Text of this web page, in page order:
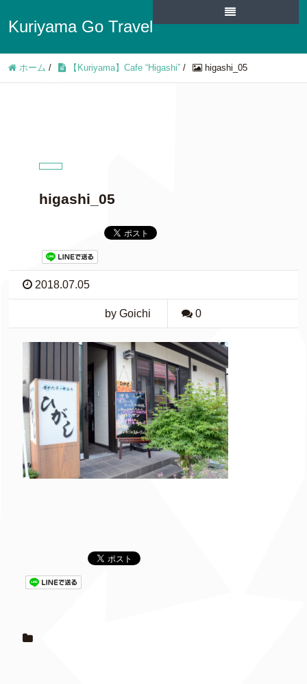
Kuriyama Go Travel
ホーム / 【Kuriyama】Cafe “Higashi” / higashi_05
higashi_05
2018.07.05
by Goichi 0